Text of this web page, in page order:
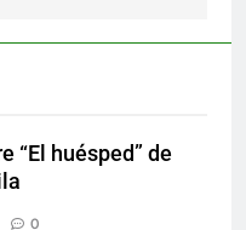
“El huésped” de
0